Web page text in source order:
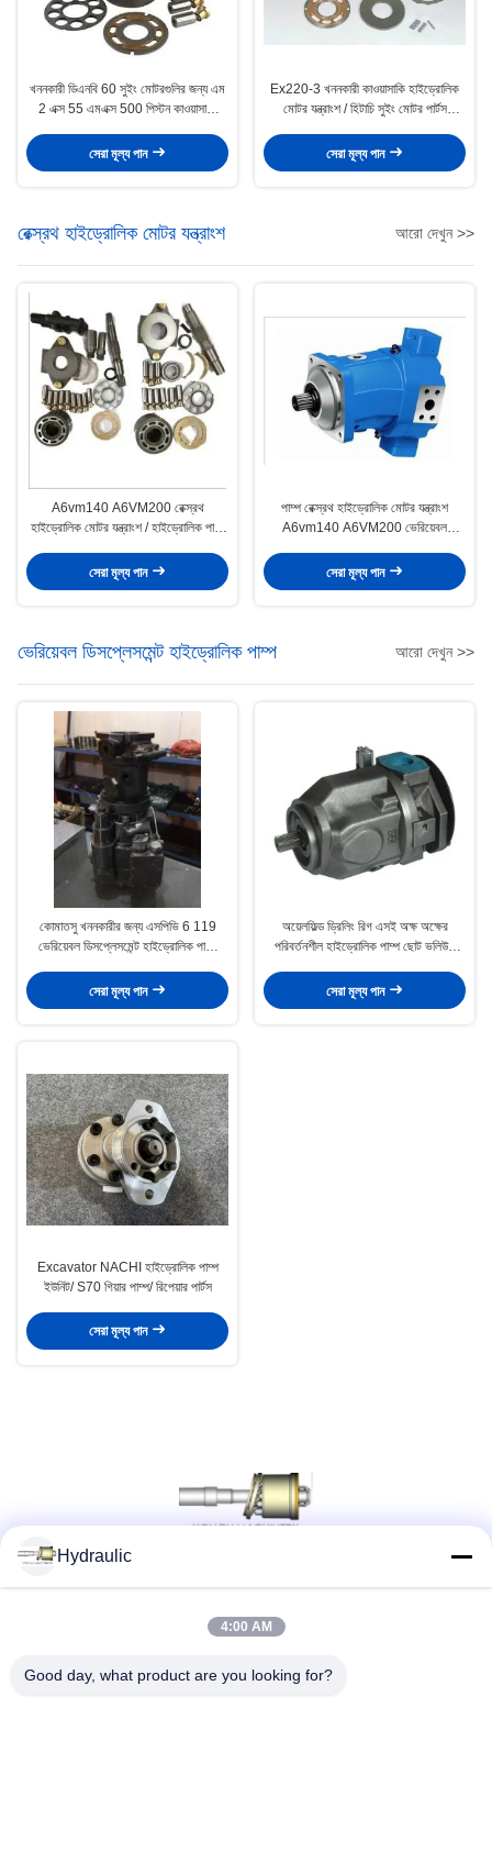
খননকারী ডিএনবি 60 সুইং মোটরগুলির জন্য এম
2 এক্স 55 এমএক্স 500 পিস্টন কাওয়াসাকি
সেরা মূল্য পান
Ex220-3 খননকারী কাওয়াসাকি হাইড্রোলিক
মোটর যন্ত্রাংশ / হিটাচি সুইং মোটর পার্টস
সেরা মূল্য পান
রেক্স্রথ হাইড্রোলিক মোটর যন্ত্রাংশ আরো দেখুন >>
A6vm140 A6VM200 রেক্স্রথ
হাইড্রোলিক মোটর যন্ত্রাংশ / হাইড্রোলিক পাম্প
সেরা মূল্য পান
পাম্প রেক্স্রথ হাইড্রোলিক মোটর যন্ত্রাংশ
A6vm140 A6VM200 ভেরিয়েবল
সেরা মূল্য পান
ভেরিয়েবল ডিসপ্লেসমেন্ট হাইড্রোলিক পাম্প আরো দেখুন >>
কোমাতসু খননকারীর জন্য এসপিভি 6 119
ভেরিয়েবল ডিসপ্লেসমেন্ট হাইড্রোলিক পাম্প
সেরা মূল্য পান
অয়েলফিল্ড ড্রিলিং রিগ এসই অক্ষ অক্ষের
পরিবর্তনশীল হাইড্রোলিক পাম্প ছোট ভলিউম
সেরা মূল্য পান
Excavator NACHI হাইড্রোলিক পাম্প
ইউনিট/ S70 গিয়ার পাম্প/ রিপেয়ার পার্টস
সেরা মূল্য পান
Hydraulic
4:00 AM
Good day, what product are you looking for?